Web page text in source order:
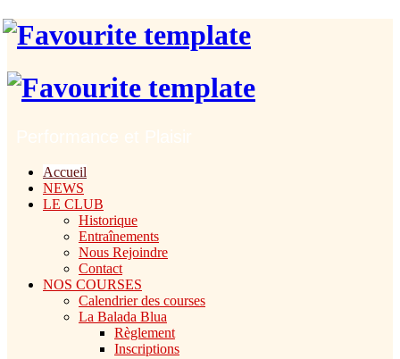
Accueil
NEWS
LE CLUB
Historique
Entraînements
Nous Rejoindre
Contact
NOS COURSES
Calendrier des courses
La Balada Blua
Règlement
Inscriptions